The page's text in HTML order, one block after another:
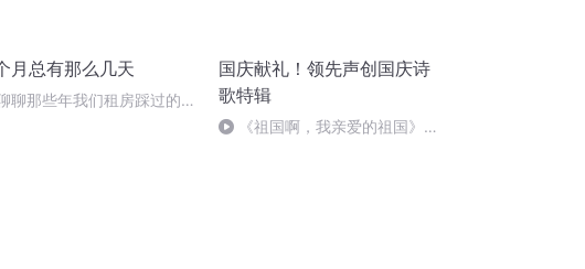
月总有那么几天
聊那些年我们租房踩过的坑
国庆献礼！领先声创国庆诗
歌特辑
《祖国啊，我亲爱的祖国》温